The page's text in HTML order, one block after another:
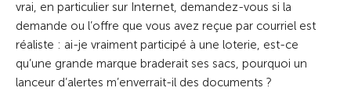
vrai, en particulier sur Internet, demandez-vous si la
demande ou l’offre que vous avez reçue par courriel est
réaliste : ai-je vraiment participé à une loterie, est-ce
qu’une grande marque braderait ses sacs, pourquoi un
lanceur d’alertes m’enverrait-il des documents ?